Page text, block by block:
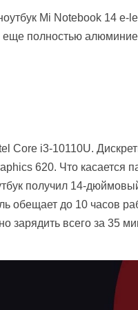
Mi Notebook 14 e-
полностью
Core i3-10110U.
620. Что касается
получил 14-
обещает до 10 часов
зарядить всего за 35